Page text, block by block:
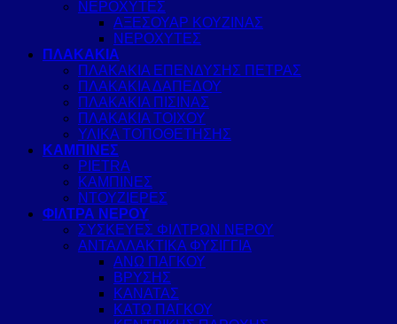
ΝΕΡΟΧΥΤΕΣ
ΑΞΕΣΟΥΑΡ ΚΟΥΖΙΝΑΣ
ΝΕΡΟΧΥΤΕΣ
ΠΛΑΚΑΚΙΑ
ΠΛΑΚΑΚΙΑ ΕΠΕΝΔΥΣΗΣ ΠΕΤΡΑΣ
ΠΛΑΚΑΚΙΑ ΔΑΠΕΔΟΥ
ΠΛΑΚΑΚΙΑ ΠΙΣΙΝΑΣ
ΠΛΑΚΑΚΙΑ ΤΟΙΧΟΥ
ΥΛΙΚΑ ΤΟΠΟΘΕΤΗΣΗΣ
ΚΑΜΠΙΝΕΣ
PIETRA
ΚΑΜΠΙΝΕΣ
ΝΤΟΥΖΙΕΡΕΣ
ΦΙΛΤΡΑ ΝΕΡΟΥ
ΣΥΣΚΕΥΕΣ ΦΙΛΤΡΩΝ ΝΕΡΟΥ
ΑΝΤΑΛΛΑΚΤΙΚΑ ΦΥΣΙΓΓΙΑ
ΑΝΩ ΠΑΓΚΟΥ
ΒΡΥΣΗΣ
ΚΑΝΑΤΑΣ
ΚΑΤΩ ΠΑΓΚΟΥ